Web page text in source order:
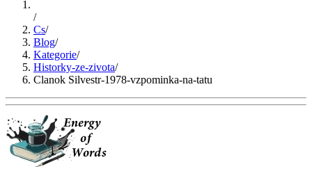
/
Cs/
Blog/
Kategorie/
Historky-ze-zivota/
Clanok Silvestr-1978-vzpominka-na-tatu